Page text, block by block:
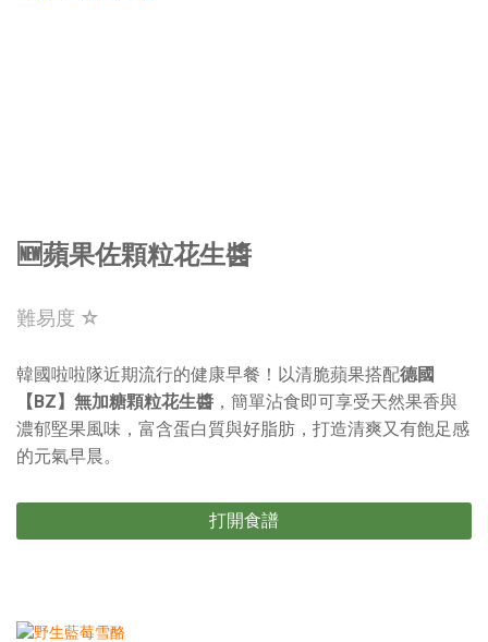
🆕蘋果佐顆粒花生醬
難易度 ☆
韓國啦啦隊近期流行的健康早餐！以清脆蘋果搭配德國
【BZ】無加糖顆粒花生醬 ，簡單沾食即可享受天然果香與
濃郁堅果風味，富含蛋白質與好脂肪，打造清爽又有飽足感
的元氣早晨。
打開食譜